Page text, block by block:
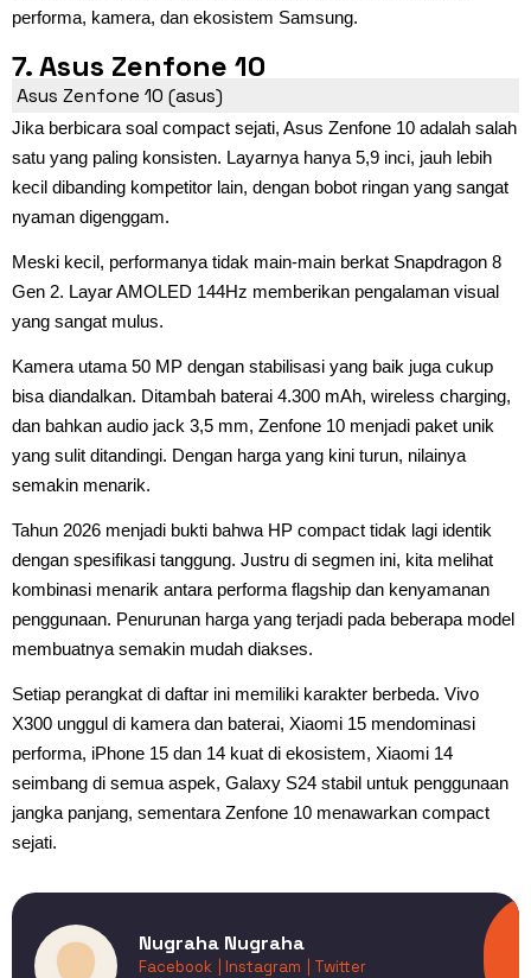
performa, kamera, dan ekosistem Samsung.
7. Asus Zenfone 10
Asus Zenfone 10 (asus)
Jika berbicara soal compact sejati, Asus Zenfone 10 adalah salah
satu yang paling konsisten. Layarnya hanya 5,9 inci, jauh lebih
kecil dibanding kompetitor lain, dengan bobot ringan yang sangat
nyaman digenggam.
Meski kecil, performanya tidak main-main berkat Snapdragon 8
Gen 2. Layar AMOLED 144Hz memberikan pengalaman visual
yang sangat mulus.
Kamera utama 50 MP dengan stabilisasi yang baik juga cukup
bisa diandalkan. Ditambah baterai 4.300 mAh, wireless charging,
dan bahkan audio jack 3,5 mm, Zenfone 10 menjadi paket unik
yang sulit ditandingi. Dengan harga yang kini turun, nilainya
semakin menarik.
Tahun 2026 menjadi bukti bahwa HP compact tidak lagi identik
dengan spesifikasi tanggung. Justru di segmen ini, kita melihat
kombinasi menarik antara performa flagship dan kenyamanan
penggunaan. Penurunan harga yang terjadi pada beberapa model
membuatnya semakin mudah diakses.
Setiap perangkat di daftar ini memiliki karakter berbeda. Vivo
X300 unggul di kamera dan baterai, Xiaomi 15 mendominasi
performa, iPhone 15 dan 14 kuat di ekosistem, Xiaomi 14
seimbang di semua aspek, Galaxy S24 stabil untuk penggunaan
jangka panjang, sementara Zenfone 10 menawarkan compact
sejati.
Nugraha Nugraha
Facebook | Instagram | Twitter